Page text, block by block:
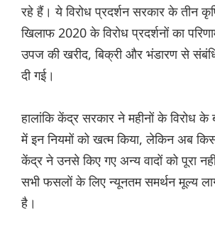
रहे हैं। ये विरोध प्रदर्शन सरकार के तीन
खिलाफ 2020 के विरोध प्रदर्शनों का
उपज की खरीद, बिक्री और भंडारण से
दी गई।
हालांकि केंद्र सरकार ने महीनों के विरोध के
में इन नियमों को खत्म किया, लेकिन अब
केंद्र ने उनसे किए गए अन्य वादों को पूरा
सभी फसलों के लिए न्यूनतम समर्थन मूल्य
है।